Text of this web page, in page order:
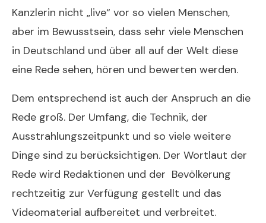
Kanzlerin nicht „live“ vor so vielen Menschen,
aber im Bewusstsein, dass sehr viele Menschen
in Deutschland und über all auf der Welt diese
eine Rede sehen, hören und bewerten werden.
Dem entsprechend ist auch der Anspruch an die
Rede groß. Der Umfang, die Technik, der
Ausstrahlungszeitpunkt und so viele weitere
Dinge sind zu berücksichtigen. Der Wortlaut der
Rede wird Redaktionen und der Bevölkerung
rechtzeitig zur Verfügung gestellt und das
Videomaterial aufbereitet und verbreitet.